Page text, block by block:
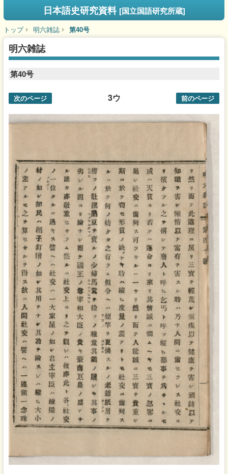
日本語史研究資料 [国立国語研究所蔵]
トップ 明六雑誌 第40号
明六雑誌
第40号
3ウ
次のページ 前のページ